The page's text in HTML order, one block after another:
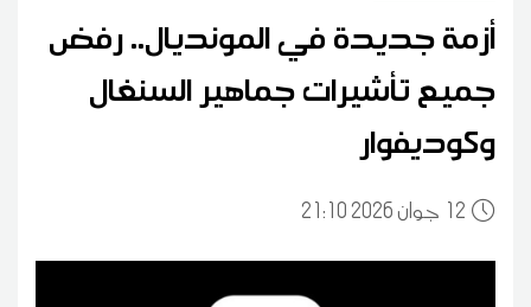
أزمة جديدة في المونديال.. رفض
جميع تأشيرات جماهير السنغال
وكوديفوار
12 21:10 2026 جوان